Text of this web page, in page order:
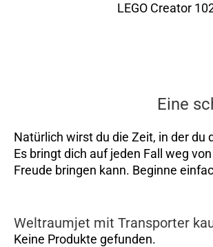
LEGO Creator
Eine
Natürlich wirst du die Zeit, in der du
Es bringt dich auf jeden Fall weg
Freude bringen kann. Beginne
Weltraumjet mit Transporter
Keine Produkte gefunden.